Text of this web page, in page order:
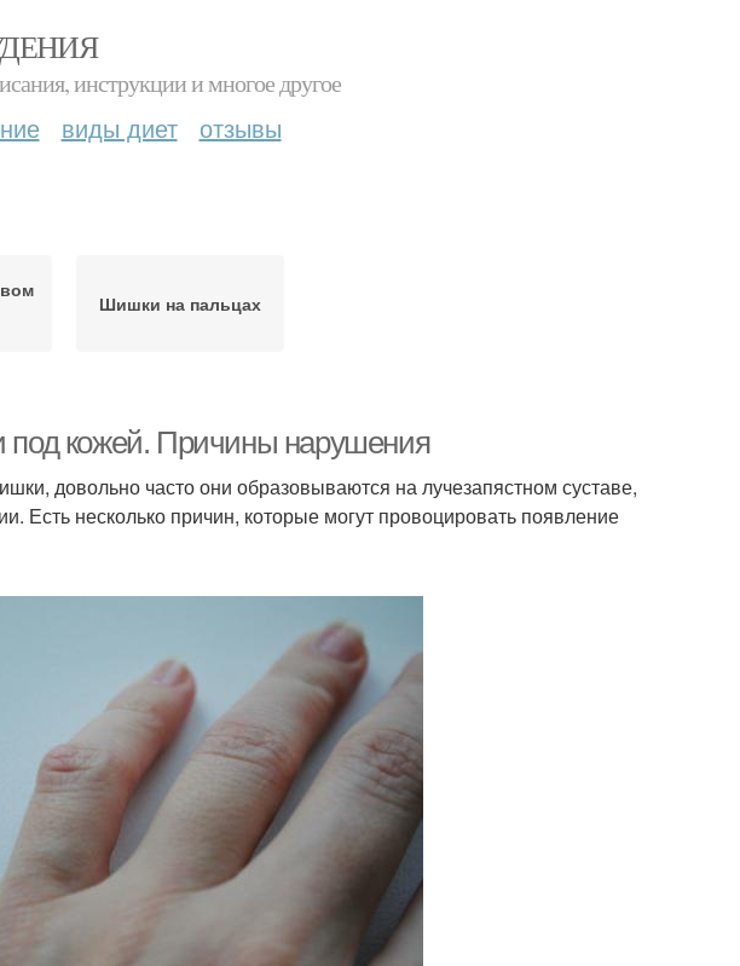
инструкции и многое другое
виды диет отзывы
Шишки на пальцах
под кожей. Причины нарушения
довольно часто они образовываются на лучезапястном суставе,
Есть несколько причин, которые могут провоцировать появление